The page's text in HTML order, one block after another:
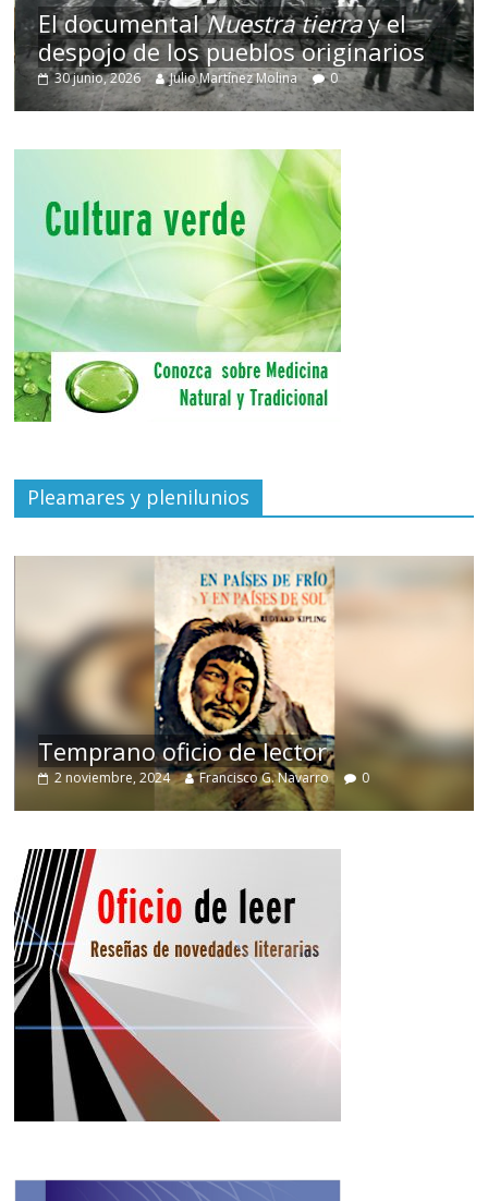
El documentalNuestra tierray el
despojo de los pueblos originarios
30 junio, 2026 Julio Martínez Molina 0
Pleamares y plenilunios
Temprano oficio de lector
2 noviembre, 2024 Francisco G. Navarro 0